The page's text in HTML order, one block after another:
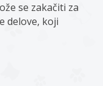
se zakačiti za
delove, koji